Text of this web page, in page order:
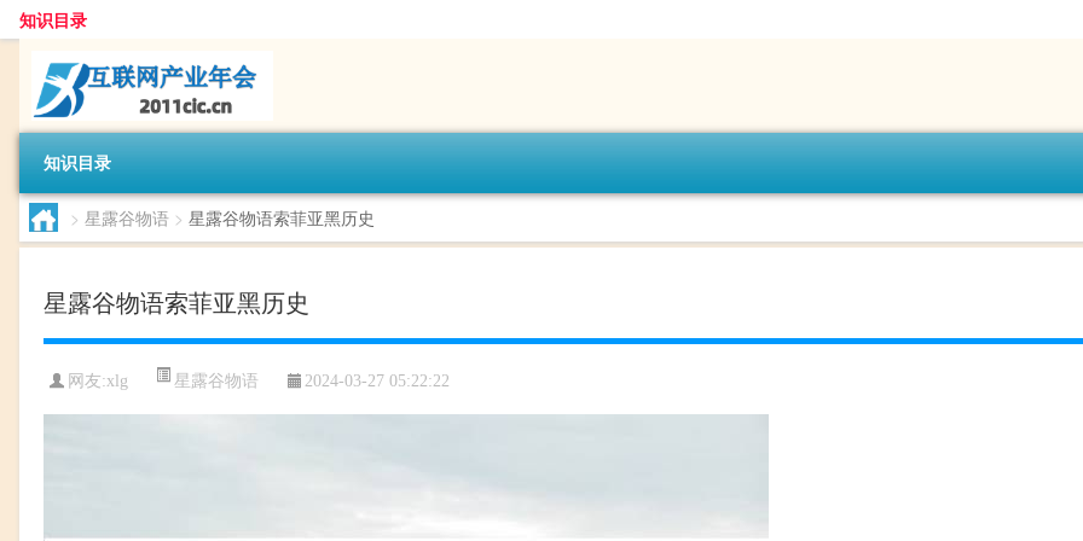
知识目录
知识目录
> 星露谷物语 > 星露谷物语索菲亚黑历史
星露谷物语索菲亚黑历史
网友:xlg 星露谷物语 2024-03-27 05:22:22